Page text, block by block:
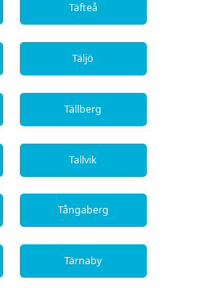
Täfteå
Täljö
Tällberg
Tallvik
Tångaberg
Tärnaby